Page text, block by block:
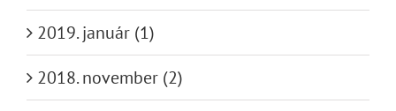
2019. január (1)
2018. november (2)